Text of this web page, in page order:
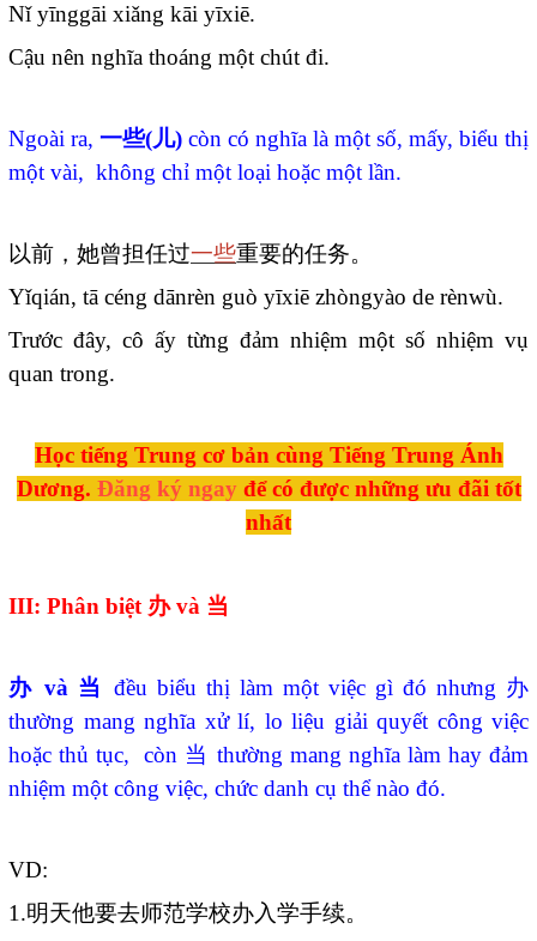
Nǐ yīnggāi xiǎng kāi yīxiē.
Cậu nên nghĩa thoáng một chút đi.
Ngoài ra, 一些(儿) còn có nghĩa là một số, mấy, biểu thị
một vài, không chỉ một loại hoặc một lần.
以前，她曾担任过一些重要的任务。
Yǐqián, tā céng dānrèn guò yīxiē zhòngyào de rènwù.
Trước đây, cô ấy từng đảm nhiệm một số nhiệm vụ
quan trong.
Học tiếng Trung cơ bản cùng Tiếng Trung Ánh
Dương. Đăng ký ngayđể có được những ưu đãi tốt
nhất
III: Phân biệt 办và 当
办 và 当 đều biểu thị làm một việc gì đó nhưng 办
thường mang nghĩa xử lí, lo liệu giải quyết công việc
hoặc thủ tục, còn 当 thường mang nghĩa làm hay đảm
nhiệm một công việc, chức danh cụ thể nào đó.
VD:
1.明天他要去师范学校办入学手续。